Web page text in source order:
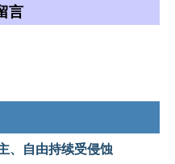
言
、自由持续受侵蚀